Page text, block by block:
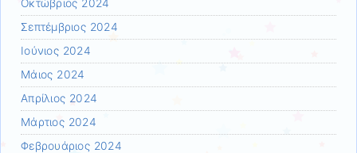
Οκτώβριος 2024
Σεπτέμβριος 2024
Ιούνιος 2024
Μάιος 2024
Απρίλιος 2024
Μάρτιος 2024
Φεβρουάριος 2024